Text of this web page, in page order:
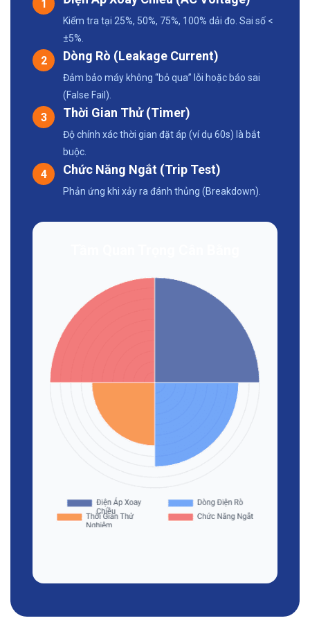
1
Kiểm tra tại 25%, 50%, 75%, 100% dải đo. Sai số <
±5%.
2 Dòng Rò (Leakage Current)
Đảm bảo máy không “bỏ qua” lỗi hoặc báo sai
(False Fail).
3 Thời Gian Thử (Timer)
Độ chính xác thời gian đặt áp (ví dụ 60s) là bắt
buộc.
4 Chức Năng Ngắt (Trip Test)
Phản ứng khi xảy ra đánh thủng (Breakdown).